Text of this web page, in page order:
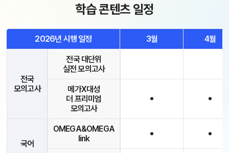
학습 콘텐츠 일정
2026년 시행 일정 3월 4월
전국
모의고사
전국 대단위
실전 모의고사
메가X대성
더 프리미엄
모의고사
국어
OMEGA&OMEGA
link